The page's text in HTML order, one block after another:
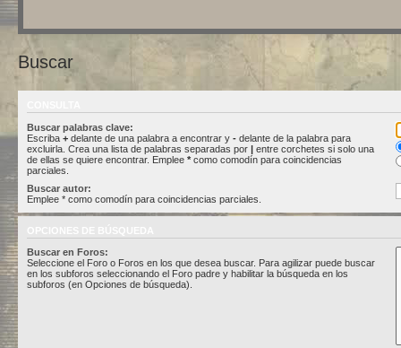
Buscar
Buscar palabras clave:
Escriba + delante de una palabra a encontrar y - delante de la palabra para
excluirla. Crea una lista de palabras separadas por | entre corchetes si solo una
de ellas se quiere encontrar. Emplee * como comodín para coincidencias
parciales.
Buscar autor:
Emplee * como comodín para coincidencias parciales.
Buscar en Foros:
Seleccione el Foro o Foros en los que desea buscar. Para agilizar puede buscar
en los subforos seleccionando el Foro padre y habilitar la búsqueda en los
subforos (en Opciones de búsqueda).